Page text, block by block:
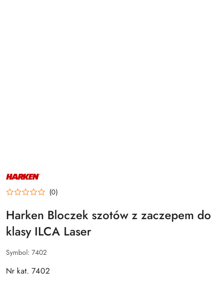
NAZWA
PRODUCENTA:
HARKEN (0)
Harken Bloczek szotów z zaczepem do
klasy ILCA Laser
Symbol: 7402
Nr kat. 7402